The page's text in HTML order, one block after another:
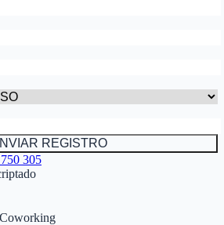
REGISTRO
305